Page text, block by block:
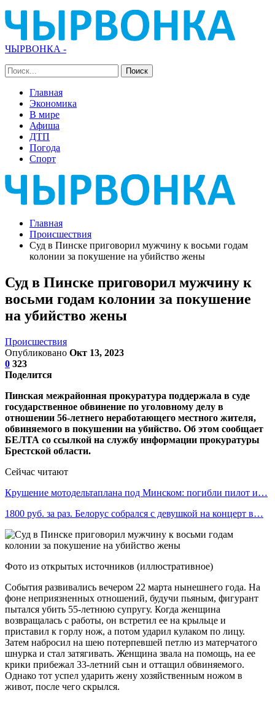
ЧЫРВОНКА -
Главная
Экономика
В мире
Афиша
ДТП
Погода
Спорт
Главная
Происшествия
Суд в Пинске приговорил мужчину к восьми годам
колонии за покушение на убийство жены
Суд в Пинске приговорил мужчину к
восьми годам колонии за покушение
на убийство жены
Происшествия
Опубликовано Окт 13, 2023
0 323
Поделится
Пинская межрайонная прокуратура поддержала в суде
государственное обвинение по уголовному делу в
отношении 56-летнего неработающего местного жителя,
обвиняемого в покушении на убийство. Об этом сообщает
БЕЛТА со ссылкой на службу информации прокуратуры
Брестской области.
Сейчас читают
Крушение мотодельтаплана под Минском: погибли пилот и…
1800 руб. за раз. Белорус собрался с девушкой на концерт в…
Фото из открытых источников (иллюстративное)
События развивались вечером 22 марта нынешнего года. На
фоне неприязненных отношений, будучи пьяным, фигурант
пытался убить 55-летнюю супругу. Когда женщина
возвращалась с работы, он встретил ее на крыльце и
приставил к горлу нож, а потом ударил кулаком по лицу.
Затем набросил на шею потерпевшей петлю из матерчатого
шнурка и стал затягивать. Женщина звала на помощь, на ее
крики прибежал 33-летний сын и оттащил обвиняемого.
Однако тот успел ударить жену хозяйственным ножом в
живот, после чего скрылся.